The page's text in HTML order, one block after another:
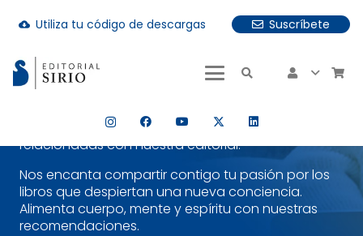
cloud_download Utiliza tu código de descargas
Suscríbete
hay resultados autocompletados, puedes utilizar las
Suscríbete a nuestra Newsletter y
editorial
¡Es sencillo!
publicaciones más recientes como de noticias
relacionadas con nuestra editorial.
Nos encanta compartir contigo tu pasión por los
libros que despiertan una nueva conciencia.
Alimenta cuerpo, mente y espíritu con nuestras
recomendaciones.